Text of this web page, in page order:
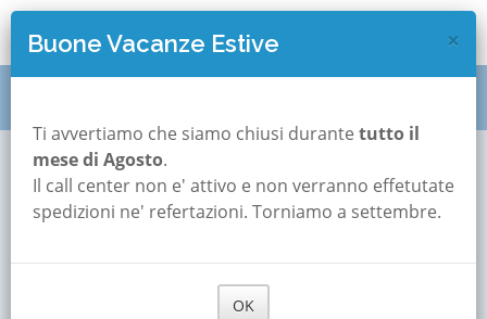
Ligonchio
Polisonnografia a
Ligonchio
×
Buone Vacanze Estive
Ti avvertiamo che siamo chiusi durante tutto il
mese di Agosto.
Il call center non e' attivo e non verranno effetutate
spedizioni ne' refertazioni. Torniamo a settembre.
OK